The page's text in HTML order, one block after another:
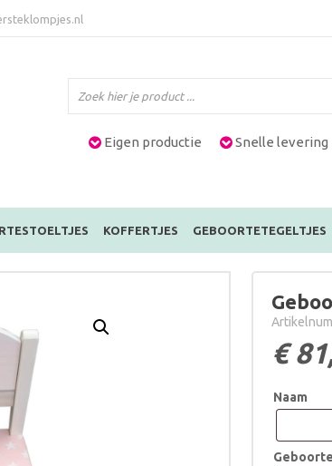
Eigen productie Snelle levering
KOFFERTJES GEBOORTETEGELTJES
€
Naam